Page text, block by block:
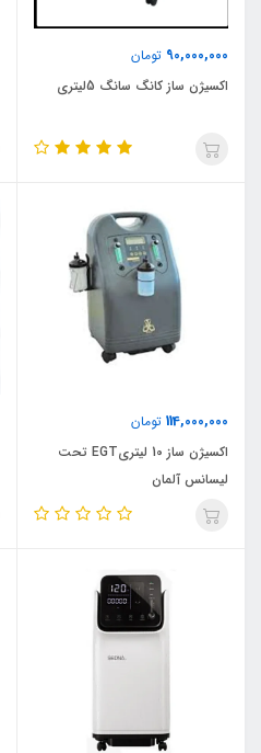
90,000,000 تومان
اکسیژن ساز کانگ سانگ 5لیتری
114,000,000 تومان
اکسیژن ساز 10 لیتریEGT تحت
لیسانس آلمان